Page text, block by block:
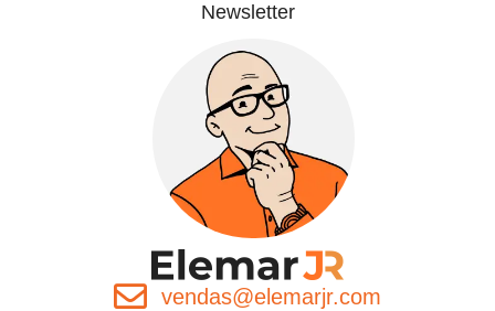
Newsletter
vendas@elemarjr.com